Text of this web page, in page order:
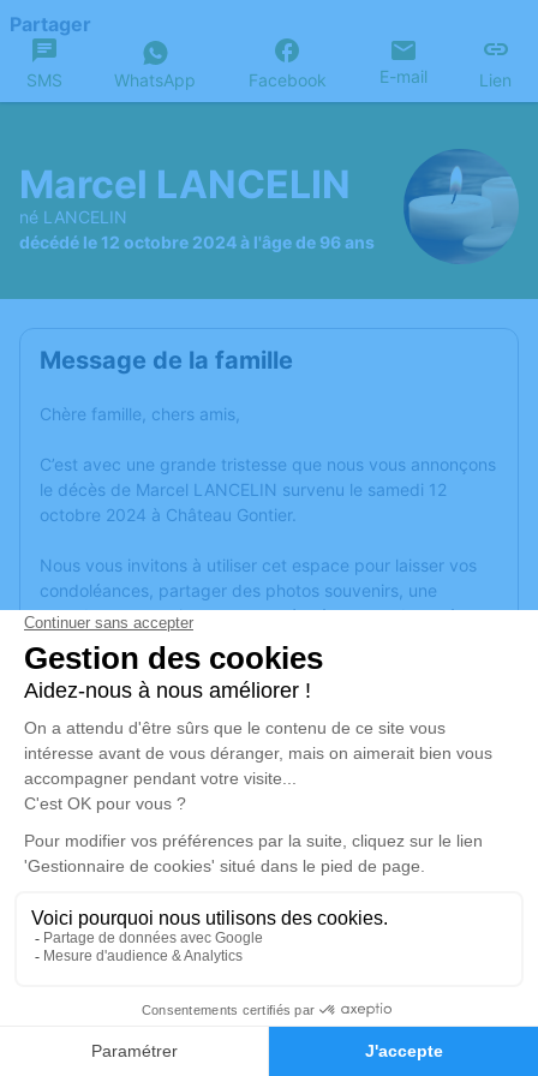
Faire-part Hommages
Partager
SMS WhatsApp Facebook E-mail Lien
Marcel LANCELIN
né LANCELIN
décédé le 12 octobre 2024 à l'âge de 96 ans
Message de la famille
Chère famille, chers amis,
C’est avec une grande tristesse que nous vous annonçons
le décès de Marcel LANCELIN survenu le samedi 12
octobre 2024 à Château Gontier.
Nous vous invitons à utiliser cet espace pour laisser vos
condoléances, partager des photos souvenirs, une
anecdote ou exprimer vos pensées à travers des poèmes
honorer la mémoire de Marcel LANCELIN.
jeudi 17 octobre 2024 à 14h30
Église la Trinité de Château-Gontier
53200 Château-Gontier
Je rends hommage